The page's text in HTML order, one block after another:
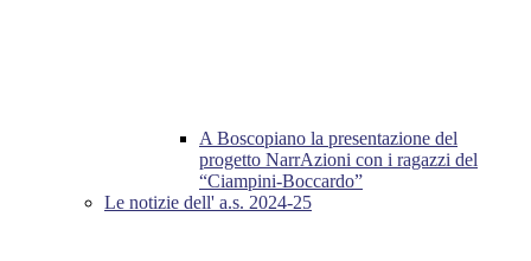
A Boscopiano la presentazione del
progetto NarrAzioni con i ragazzi del
“Ciampini-Boccardo”
Le notizie dell' a.s. 2024-25